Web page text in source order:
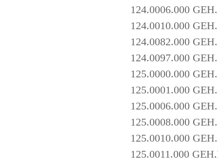
124.0006.000
124.0010.000
124.0082.000
124.0097.000
125.0000.000
125.0001.000
125.0006.000
125.0008.000
125.0010.000
125.0011.000